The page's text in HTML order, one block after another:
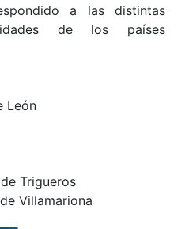
a las distintas
de los países
León
Trigueros
Villamariona